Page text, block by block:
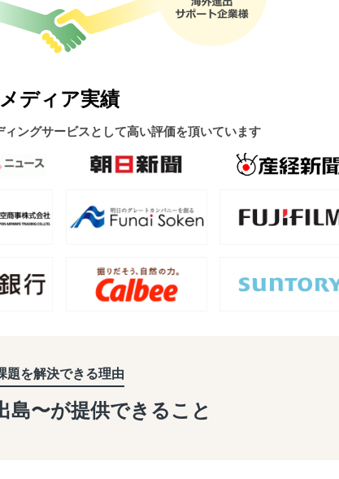
メディア実績
ングサービスとして高い評価を頂いています
題を解決できる理由
島〜が提供できること